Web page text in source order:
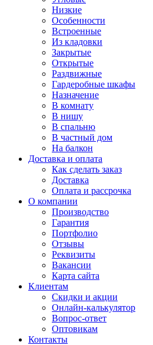
Низкие
Особенности
Встроенные
Из кладовки
Закрытые
Открытые
Раздвижные
Гардеробные шкафы
Назначение
В комнату
В нишу
В спальню
В частный дом
На балкон
Доставка и оплата
Как сделать заказ
Доставка
Оплата и рассрочка
О компании
Производство
Гарантия
Портфолио
Отзывы
Реквизиты
Вакансии
Карта сайта
Клиентам
Скидки и акции
Онлайн-калькулятор
Вопрос-ответ
Оптовикам
Контакты